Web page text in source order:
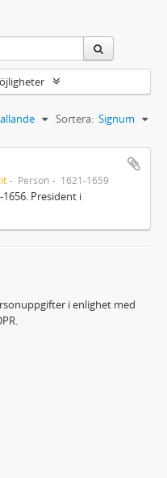
Sortera: Signum
Person 1621-1659
President i
i enlighet med